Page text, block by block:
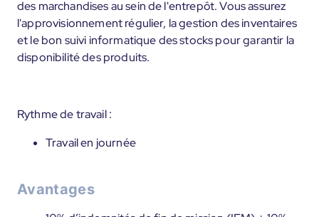
des marchandises au sein de l'entrepôt. Vous assurez
l'approvisionnement régulier, la gestion des inventaires
et le bon suivi informatique des stocks pour garantir la
disponibilité des produits.
Rythme de travail :
Travail en journée
Avantages